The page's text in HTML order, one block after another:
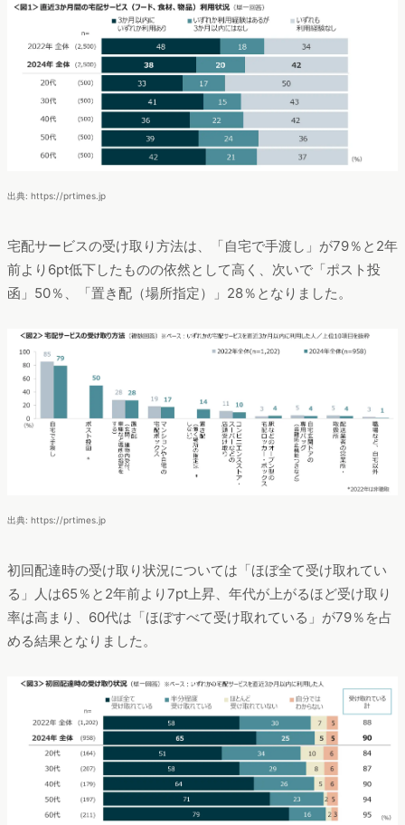
出典: https://prtimes.jp
宅配サービスの受け取り方法は、「自宅で手渡し」が79％と2年
前より6pt低下したものの依然として高く、次いで「ポスト投
函」50％、「置き配（場所指定）」28％となりました。
出典: https://prtimes.jp
初回配達時の受け取り状況については「ほぼ全て受け取れてい
る」人は65％と2年前より7pt上昇、年代が上がるほど受け取り
率は高まり、60代は「ほぼすべて受け取れている」が79％を占
める結果となりました。